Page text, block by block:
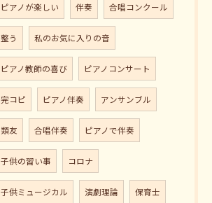
ピアノが楽しい 伴奏 合唱コンクール
整う 私のお気に入りの音
ピアノ教師の喜び ピアノコンサート
完コピ ピアノ伴奏 アンサンブル
類友 合唱伴奏 ピアノで伴奏
子供の習い事 コロナ
子供ミュージカル 演劇理論 保育士